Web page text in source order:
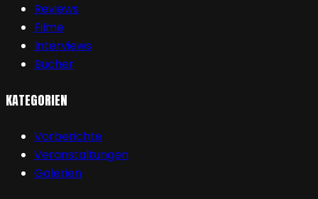
Reviews
Filme
Interviews
Bücher
KATEGORIEN
Vorberichte
Veranstaltungen
Galerien